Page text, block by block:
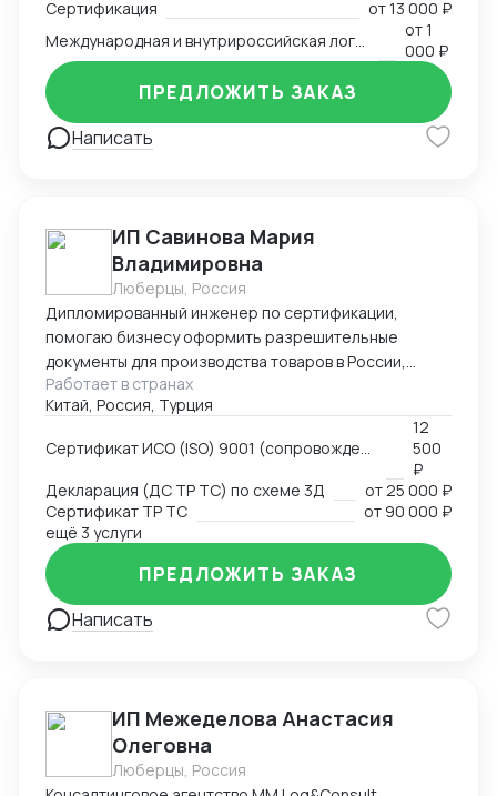
валютному контролю и бухгалтерии;
— бухгалтерский аутсорсинг; — получение
разрешительной документации: сертификаты,
разрешения.
Сертификация
от13 000 ₽
от1
000 ₽
Написать
ПРЕДЛОЖИТЬ ЗАКАЗ
ИП Савинова Мария
Владимировна
Люберцы, Россия
Дипломированный инженер по сертификации,
помогаю бизнесу оформить разрешительные
документы для производства товаров в России,
импорта и реализации на территории РФ, через
магазины и маркетплейсы.
Работает в странах
Китай, Россия, Турция
Сертификат ИСО (ISO) 9001 (сопровождение, подготовка документов)
12
500
₽
Декларация (ДС ТР ТС) по схеме 3Д
от25 000 ₽
Сертификат ТР ТС
от 90 000 ₽
ещё 3 услуги
Написать
ПРЕДЛОЖИТЬ ЗАКАЗ
ИП Межеделова Анастасия
Олеговна
Люберцы, Россия